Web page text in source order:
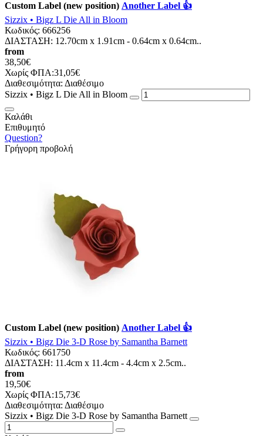
Custom Label (new position) Another Label 👍
Sizzix • Bigz L Die All in Bloom
Κωδικός: 666256
ΔΙΑΣΤΑΣΗ: 12.70cm x 1.91cm - 0.64cm x 0.64cm..
from
38,50€
Χωρίς ΦΠΑ:31,05€
Διαθεσιμότητα: Διαθέσιμο
Sizzix • Bigz L Die All in Bloom
Καλάθι
Επιθυμητό
Question?
Γρήγορη προβολή
Custom Label (new position) Another Label 👍
Sizzix • Bigz Die 3-D Rose by Samantha Barnett
Κωδικός: 661750
ΔΙΑΣΤΑΣΗ: 11.4cm x 11.4cm - 4.4cm x 2.5cm..
from
19,50€
Χωρίς ΦΠΑ:15,73€
Διαθεσιμότητα: Διαθέσιμο
Sizzix • Bigz Die 3-D Rose by Samantha Barnett